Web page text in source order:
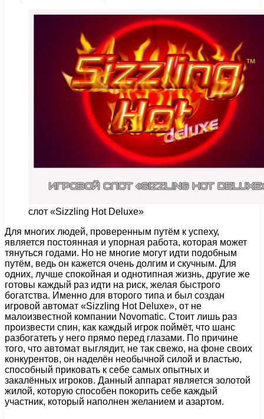
слот «Sizzling Hot Deluxe»
Для многих людей, проверенным путём к успеху,
является постоянная и упорная работа, которая может
тянуться годами. Но не многие могут идти подобным
путём, ведь он кажется очень долгим и скучным. Для
одних, лучше спокойная и однотипная жизнь, другие же
готовы каждый раз идти на риск, желая быстрого
богатства. Именно для второго типа и был создан
игровой автомат «Sizzling Hot Deluxe», от не
малоизвестной компании Novomatic. Стоит лишь раз
произвести спин, как каждый игрок поймёт, что шанс
разбогатеть у него прямо перед глазами. По причине
того, что автомат выглядит, не так свежо, на фоне своих
конкурентов, он наделён необычной силой и властью,
способный приковать к себе самых опытных и
закалённых игроков. Данный аппарат является золотой
жилой, которую способен покорить себе каждый
участник, который наполнен желанием и азартом.